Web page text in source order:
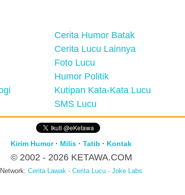
Cerita Humor Batak
Cerita Lucu Lainnya
Foto Lucu
Humor Politik
Kutipan Kata-Kata Lucu
SMS Lucu
Kirim Humor· Milis · Tatib · Kontak
© 2002 - 2026 KETAWA.COM
Network: Cerita Lawak · Cerita Lucu · Joke Labs